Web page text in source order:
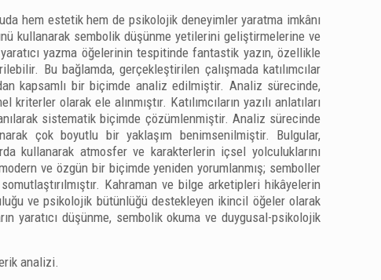
hem estetik hem de psikolojik deneyimler yaratma imkânı
kullanarak sembolik düşünme yetilerini geliştirmelerine ve
yazma öğelerinin tespitinde fantastik yazın, özellikle
Bu bağlamda, gerçekleştirilen çalışmada katılımcılar
kapsamlı bir biçimde analiz edilmiştir. Analiz sürecinde,
olarak ele alınmıştır. Katılımcıların yazılı anlatıları
sistematik biçimde çözümlenmiştir. Analiz sürecinde
çok boyutlu bir yaklaşım benimsenilmiştir. Bulgular,
kullanarak atmosfer ve karakterlerin içsel yolculuklarını
ve özgün bir biçimde yeniden yorumlanmış; semboller
Kahraman ve bilge arketipleri hikâyelerin
ve psikolojik bütünlüğü destekleyen ikincil öğeler olarak
yaratıcı düşünme, sembolik okuma ve duygusal-psikolojik
analizi.